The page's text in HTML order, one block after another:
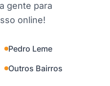
gente para
online!
Pedro Leme
Outros Bairros